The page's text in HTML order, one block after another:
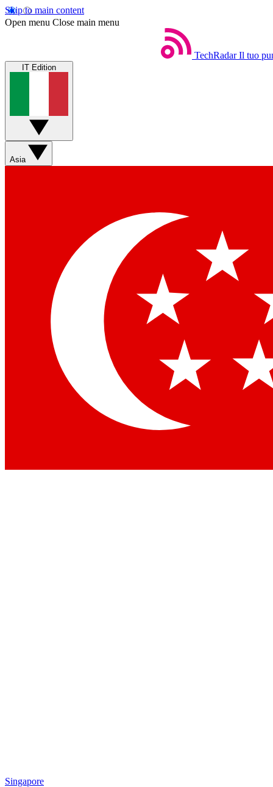
Skip to main content
Open menu Close main menu
TechRadar Il tuo
IT Edition
Asia
Singapore